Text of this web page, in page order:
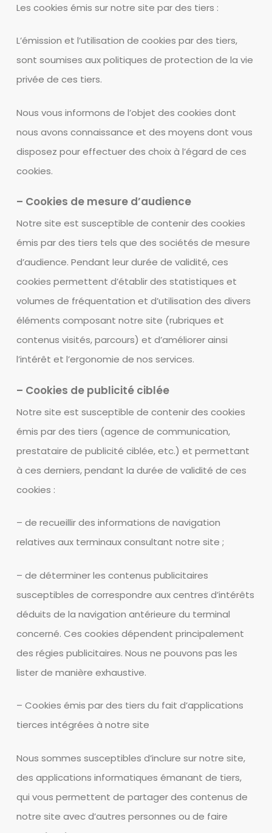
Les cookies émis sur notre site par des tiers :
L’émission et l’utilisation de cookies par des tiers,
sont soumises aux politiques de protection de la vie
privée de ces tiers.
Nous vous informons de l’objet des cookies dont
nous avons connaissance et des moyens dont vous
disposez pour effectuer des choix à l’égard de ces
cookies.
– Cookies de mesure d’audience
Notre site est susceptible de contenir des cookies
émis par des tiers tels que des sociétés de mesure
d’audience. Pendant leur durée de validité, ces
cookies permettent d’établir des statistiques et
volumes de fréquentation et d’utilisation des divers
éléments composant notre site (rubriques et
contenus visités, parcours) et d’améliorer ainsi
l’intérêt et l’ergonomie de nos services.
– Cookies de publicité ciblée
Notre site est susceptible de contenir des cookies
émis par des tiers (agence de communication,
prestataire de publicité ciblée, etc.) et permettant
à ces derniers, pendant la durée de validité de ces
cookies :
– de recueillir des informations de navigation
relatives aux terminaux consultant notre site ;
– de déterminer les contenus publicitaires
susceptibles de correspondre aux centres d’intérêts
déduits de la navigation antérieure du terminal
concerné. Ces cookies dépendent principalement
des régies publicitaires. Nous ne pouvons pas les
lister de manière exhaustive.
– Cookies émis par des tiers du fait d’applications
tierces intégrées à notre site
Nous sommes susceptibles d’inclure sur notre site,
des applications informatiques émanant de tiers,
qui vous permettent de partager des contenus de
notre site avec d’autres personnes ou de faire